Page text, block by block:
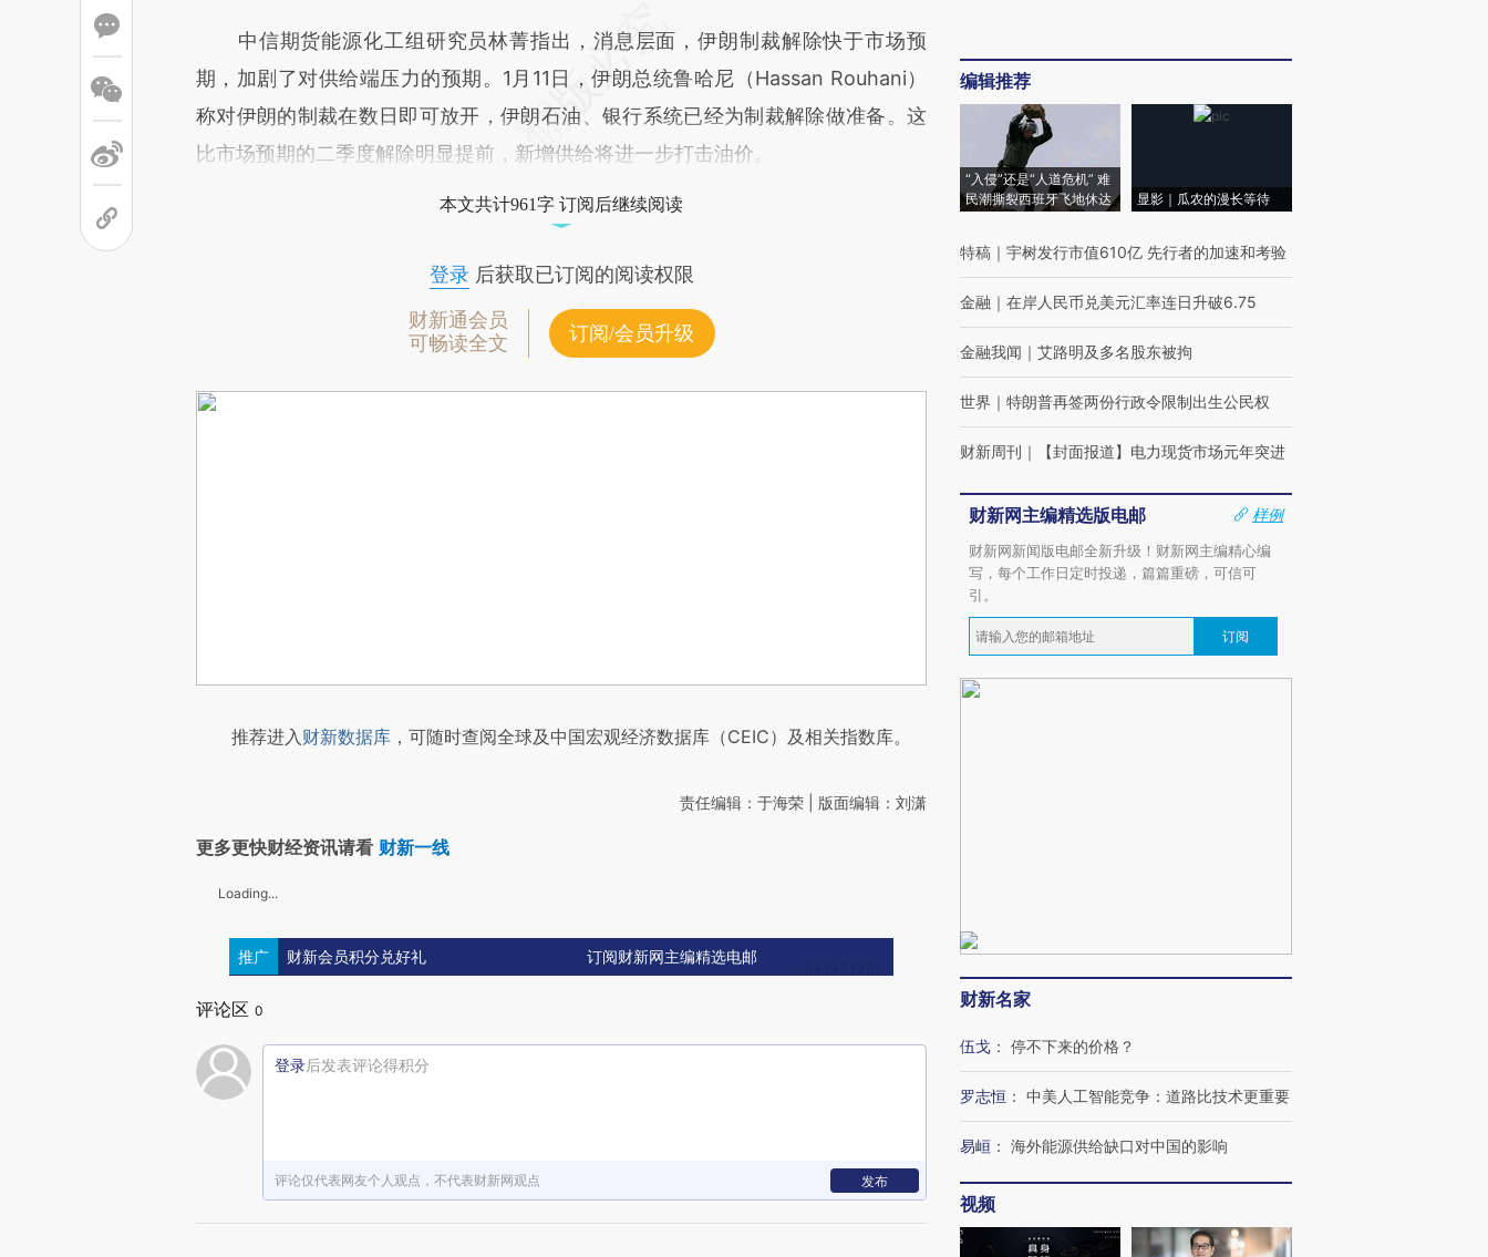
中信期货能源化工组研究员林菁指出，消息层面，伊朗制裁解除快于市场预
期，加剧了对供给端压力的预期。1月11日，伊朗总统鲁哈尼（Hassan Rouhani）
称对伊朗的制裁在数日即可放开，伊朗石油、银行系统已经为制裁解除做准备。这
比市场预期的二季度解除明显提前，新增供给将进一步打击油价。
本文共计961字 订阅后继续阅读
登录后获取已订阅的阅读权限
财新通会员
可畅读全文
订阅/会员升级
推荐进入财新数据库 ，可随时查阅全球及中国宏观经济数据库（CEIC）及相关指数库。
责任编辑：于海荣 | 版面编辑：刘潇
更多更快财经资讯请看 财新一线
Loading...
推广 财新会员积分兑好礼 订阅财新网主编精选电邮
评论区 0
登录后发表评论得积分
评论仅代表网友个人观点，不代表财新网观点 发布
编辑推荐
“入侵”还是“人道危机” 难
民潮撕裂西班牙飞地休达
显影｜瓜农的漫长等待
特稿 ｜ 宇树发行市值610亿 先行者的加速和考验
金融 ｜ 在岸人民币兑美元汇率连日升破6.75
金融我闻 ｜ 艾路明及多名股东被拘
世界 ｜ 特朗普再签两份行政令限制出生公民权
财新周刊 ｜ 【封面报道】电力现货市场元年突进
财新网主编精选版电邮
样例
财新网新闻版电邮全新升级！财新网主编精心编
写，每个工作日定时投递，篇篇重磅，可信可
引。
订阅
财新名家
伍戈 ： 停不下来的价格？
罗志恒 ： 中美人工智能竞争：道路比技术更重要
易峘 ： 海外能源供给缺口对中国的影响
视频